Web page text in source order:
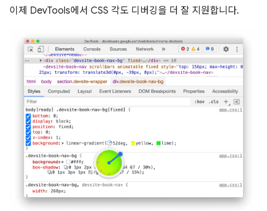
이제 DevTools에서 CSS 각도 디버깅을 더 잘 지원합니다.